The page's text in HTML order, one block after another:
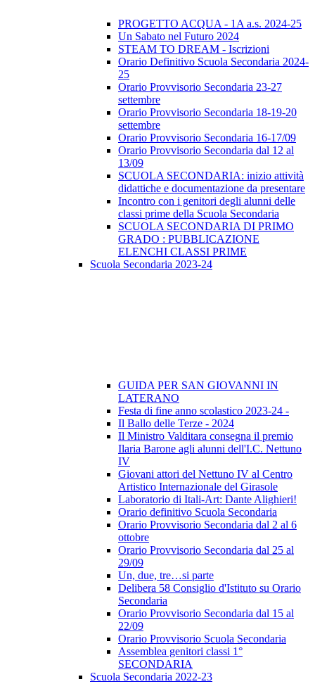
PROGETTO ACQUA - 1A a.s. 2024-25
Un Sabato nel Futuro 2024
STEAM TO DREAM - Iscrizioni
Orario Definitivo Scuola Secondaria 2024-
25
Orario Provvisorio Secondaria 23-27
settembre
Orario Provvisorio Secondaria 18-19-20
settembre
Orario Provvisorio Secondaria 16-17/09
Orario Provvisorio Secondaria dal 12 al
13/09
SCUOLA SECONDARIA: inizio attività
didattiche e documentazione da presentare
Incontro con i genitori degli alunni delle
classi prime della Scuola Secondaria
SCUOLA SECONDARIA DI PRIMO
GRADO : PUBBLICAZIONE
ELENCHI CLASSI PRIME
Scuola Secondaria 2023-24
GUIDA PER SAN GIOVANNI IN
LATERANO
Festa di fine anno scolastico 2023-24 -
Il Ballo delle Terze - 2024
Il Ministro Valditara consegna il premio
Ilaria Barone agli alunni dell'I.C. Nettuno
IV
Giovani attori del Nettuno IV al Centro
Artistico Internazionale del Girasole
Laboratorio di Itali-Art: Dante Alighieri!
Orario definitivo Scuola Secondaria
Orario Provvisorio Secondaria dal 2 al 6
ottobre
Orario Provvisorio Secondaria dal 25 al
29/09
Un, due, tre…si parte
Delibera 58 Consiglio d'Istituto su Orario
Secondaria
Orario Provvisorio Secondaria dal 15 al
22/09
Orario Provvisorio Scuola Secondaria
Assemblea genitori classi 1°
SECONDARIA
Scuola Secondaria 2022-23